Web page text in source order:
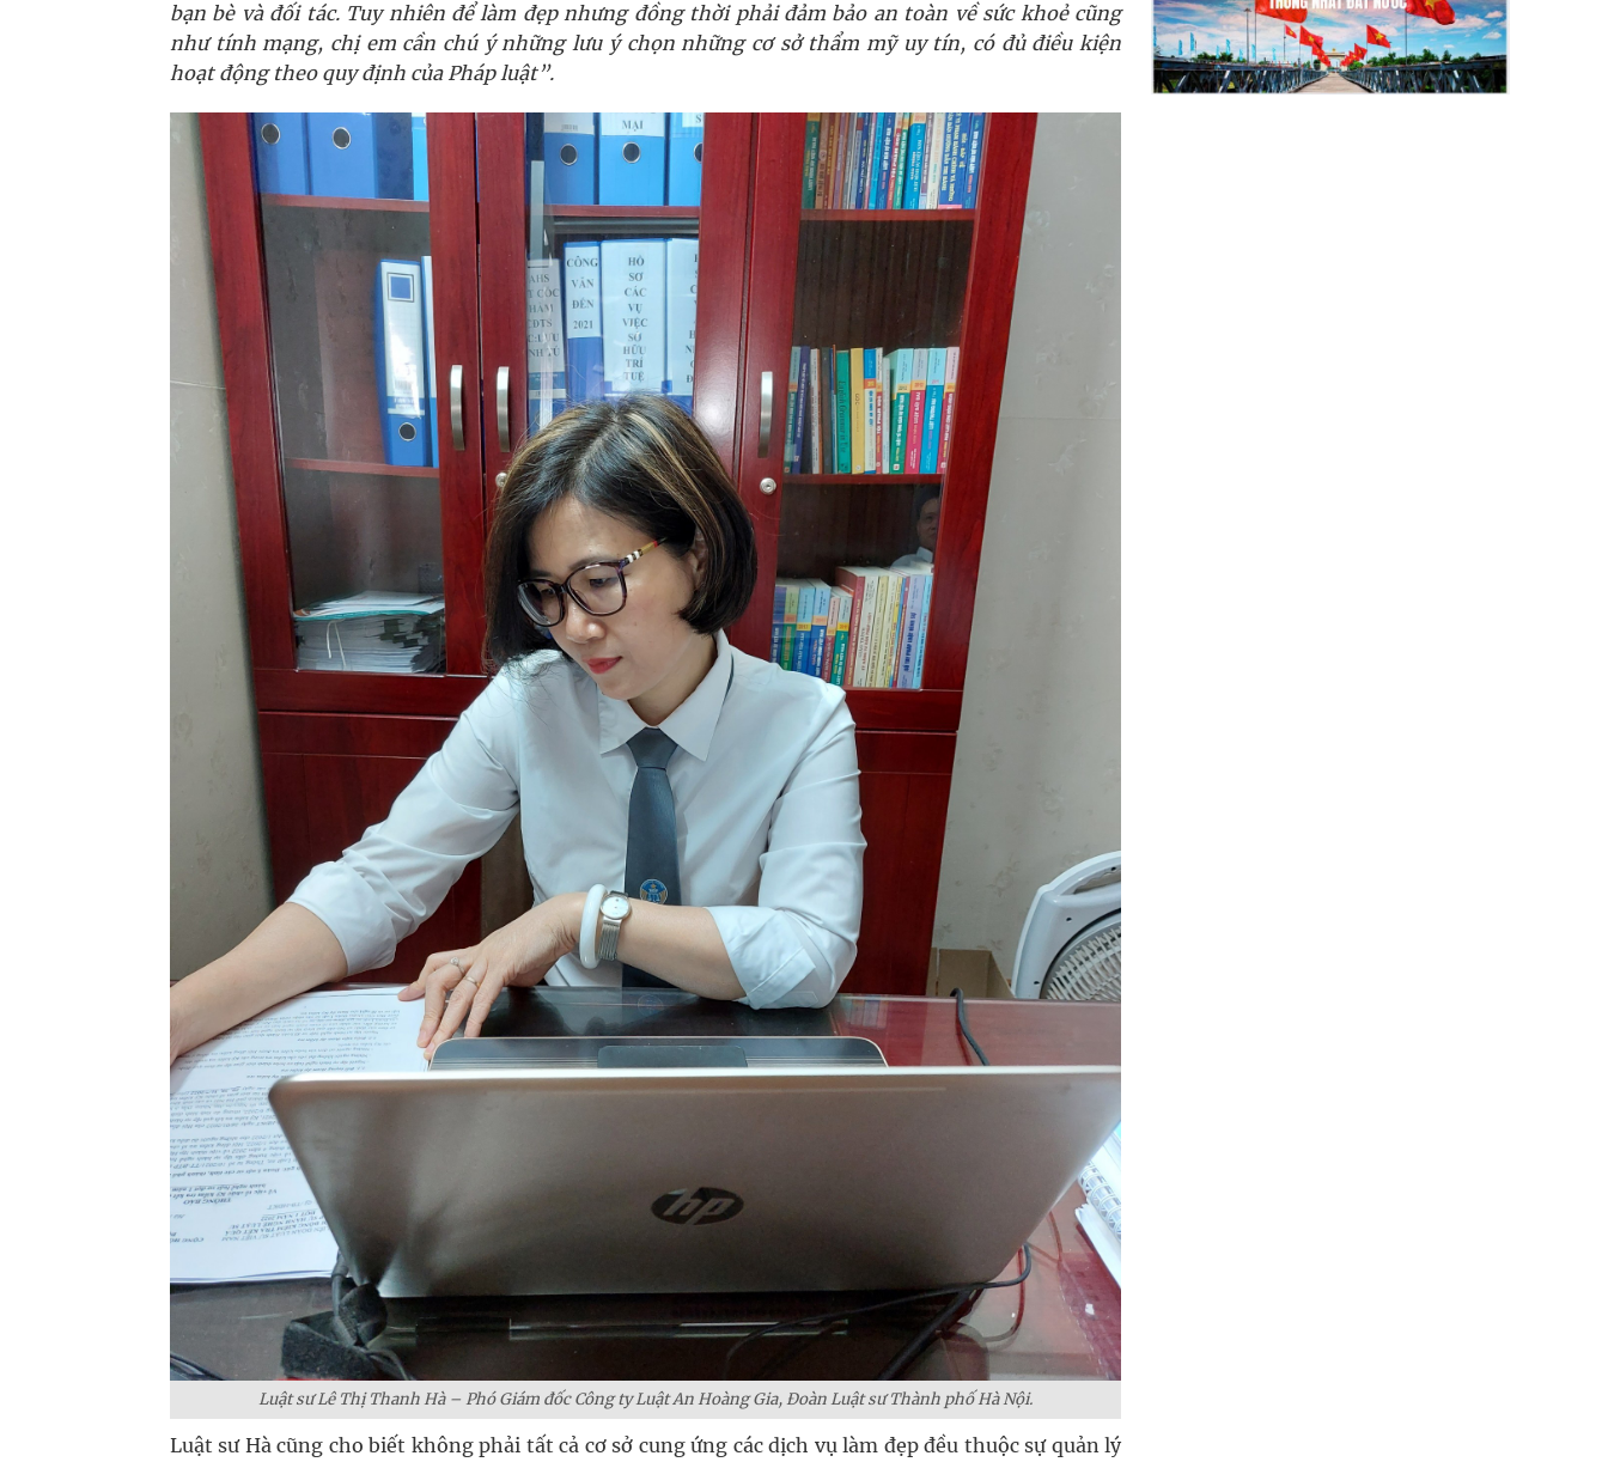
bạn bè và đối tác. Tuy nhiên để làm đẹp nhưng đồng thời phải đảm bảo an toàn về sức khoẻ cũng
như tính mạng, chị em cần chú ý những lưu ý chọn những cơ sở thẩm mỹ uy tín, có đủ điều kiện
hoạt động theo quy định của Pháp luật”.
Luật sư Lê Thị Thanh Hà – Phó Giám đốc Công ty Luật An Hoàng Gia, Đoàn Luật sư Thành phố Hà Nội.
Luật sư Hà cũng cho biết không phải tất cả cơ sở cung ứng các dịch vụ làm đẹp đều thuộc sự quản lý